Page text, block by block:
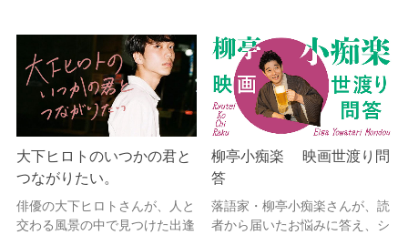
大下ヒロトのいつかの君と
つながりたい。
俳優の大下ヒロトさんが、人と
交わる風景の中で見つけた出逢
柳亭小痴楽 映画世渡り問
答
落語家・柳亭小痴楽さんが、読
者から届いたお悩みに答え、シ